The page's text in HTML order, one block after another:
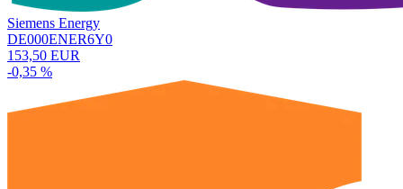
Siemens Energy
DE000ENER6Y0
153,50 EUR
-0,35 %